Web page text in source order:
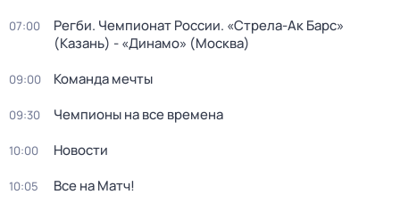
07:00
Регби. Чемпионат России. «Стрела-Ак Барс»
(Казань) - «Динамо» (Москва)
09:00 Команда мечты
09:30 Чемпионы на все времена
10:00 Новости
10:05 Все на Матч!